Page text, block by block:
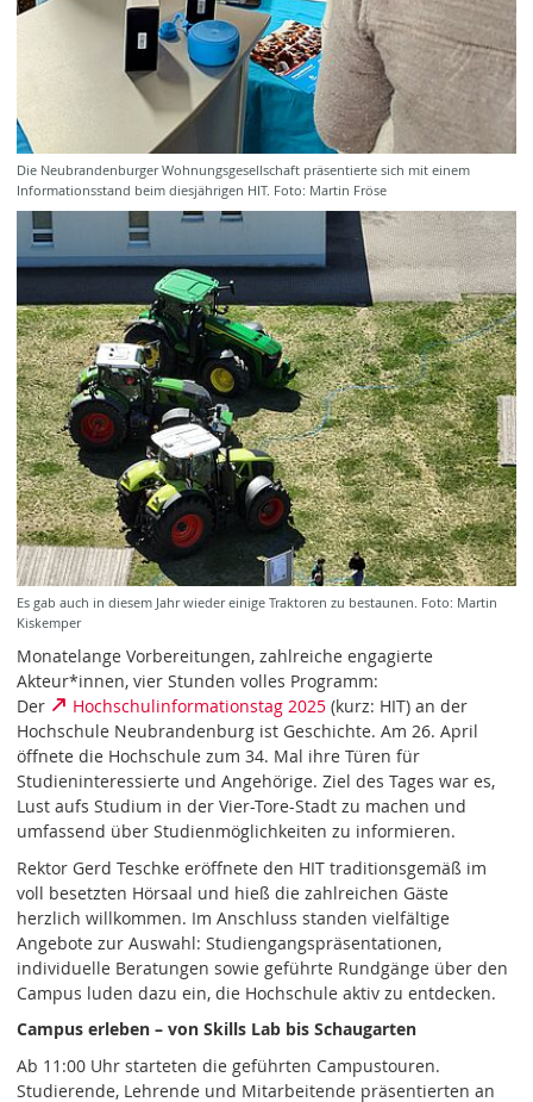
Die Neubrandenburger Wohnungsgesellschaft präsentierte sich mit einem
Informationsstand beim diesjährigen HIT. Foto: Martin Fröse
Es gab auch in diesem Jahr wieder einige Traktoren zu bestaunen. Foto: Martin
Kiskemper
Monatelange Vorbereitungen, zahlreiche engagierte
Akteur*innen, vier Stunden volles Programm:
Der
Hochschulinformationstag 2025 (kurz: HIT) an der
Hochschule Neubrandenburg ist Geschichte. Am 26. April
öffnete die Hochschule zum 34. Mal ihre Türen für
Studieninteressierte und Angehörige. Ziel des Tages war es,
Lust aufs Studium in der Vier-Tore-Stadt zu machen und
umfassend über Studienmöglichkeiten zu informieren.
Rektor Gerd Teschke eröffnete den HIT traditionsgemäß im
voll besetzten Hörsaal und hieß die zahlreichen Gäste
herzlich willkommen. Im Anschluss standen vielfältige
Angebote zur Auswahl: Studiengangspräsentationen,
individuelle Beratungen sowie geführte Rundgänge über den
Campus luden dazu ein, die Hochschule aktiv zu entdecken.
Campus erleben – von Skills Lab bis Schaugarten
Ab 11:00 Uhr starteten die geführten Campustouren.
Studierende, Lehrende und Mitarbeitende präsentierten an